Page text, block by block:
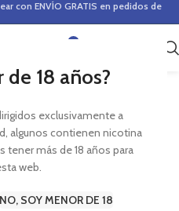
de 18 años?
exclusivamente a
algunos contienen nicotina
tener más de 18 años para
web.
NO, SOY MENOR DE 18
con ENVÍO GRATIS en pedidos de
0